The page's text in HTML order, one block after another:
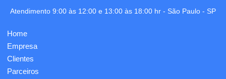
1 cor já
Atendimento 9:00 às 12:00 e 13:00 às 18:00 hr - São Paulo - SP
Home
Empresa
Clientes
Parceiros